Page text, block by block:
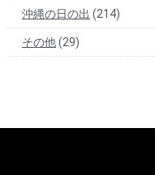
沖縄の日の出 (214)
その他(29)